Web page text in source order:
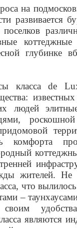
на
развивается
глубинке
класса de
людей
комфорта
жителей.
что
–
являются